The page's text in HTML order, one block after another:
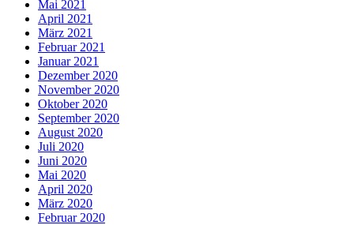
Mai 2021
April 2021
März 2021
Februar 2021
Januar 2021
Dezember 2020
November 2020
Oktober 2020
September 2020
August 2020
Juli 2020
Juni 2020
Mai 2020
April 2020
März 2020
Februar 2020